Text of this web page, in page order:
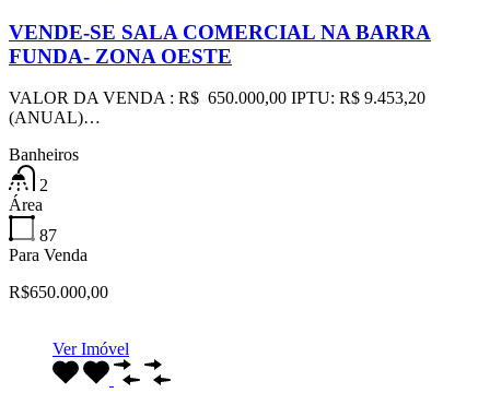
VENDE-SE SALA COMERCIAL NA BARRA
FUNDA- ZONA OESTE
VALOR DA VENDA : R$ 650.000,00 IPTU: R$ 9.453,20
(ANUAL)…
Banheiros
2
Área
87
Para Venda
R$650.000,00
Ver Imóvel